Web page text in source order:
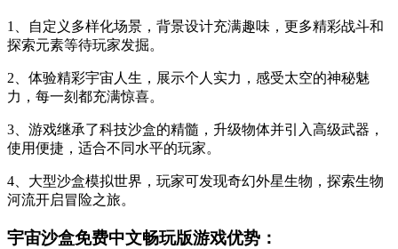
1、自定义多样化场景，背景设计充满趣味，更多精彩战斗和
探索元素等待玩家发掘。
2、体验精彩宇宙人生，展示个人实力，感受太空的神秘魅
力，每一刻都充满惊喜。
3、游戏继承了科技沙盒的精髓，升级物体并引入高级武器，
使用便捷，适合不同水平的玩家。
4、大型沙盒模拟世界，玩家可发现奇幻外星生物，探索生物
河流开启冒险之旅。
宇宙沙盒免费中文畅玩版游戏优势：